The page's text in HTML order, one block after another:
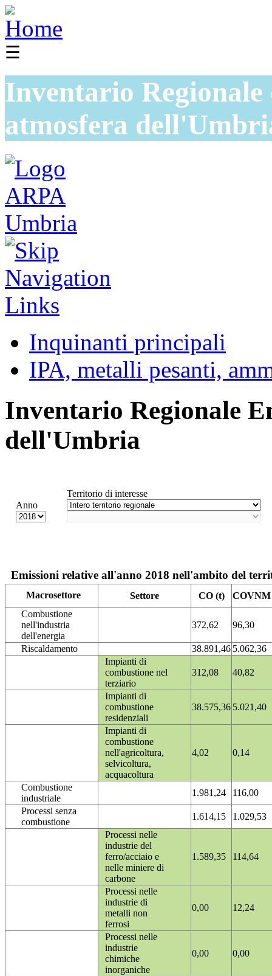
☰
Inventario
atmosfera
Inquinanti principali
IPA, metalli pesanti,
Inventario Regionale
dell'Umbria
Anno
Territorio di interesse
Emissioni relative all'anno 2018 nell'ambito del
Macrosettore Settore CO (t)
COVNM
Combustione
nell'industria
dell'energia
372,62 96,30
Riscaldamento 38.891,46 5.062,36
Impianti di
combustione nel
terziario
312,08 40,82
Impianti di
combustione
residenziali
38.575,36 5.021,40
Impianti di
combustione
nell'agricoltura,
selvicoltura,
acquacoltura
4,02 0,14
Combustione
industriale
1.981,24
116,00
Processi senza
combustione
1.614,15
1.029,53
Processi nelle
industrie del
ferro/acciaio e
nelle miniere di
carbone
1.589,35 114,64
Processi nelle
industrie di
metalli non
ferrosi
0,00 12,24
Processi nelle
industrie
chimiche
inorganiche
0,00 0,00